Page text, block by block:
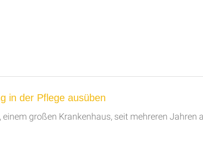
in der Pflege ausüben
großen Krankenhaus, seit mehreren